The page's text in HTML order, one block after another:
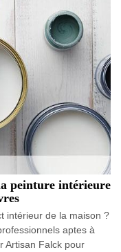
peinture intérieure
intérieur de la maison ?
aptes à
Artisan Falck pour